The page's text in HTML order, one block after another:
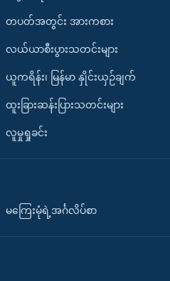
တပတ်အတွင်း အားကစား
လယ်ယာစီးပွားသတင်းများ
ယူကရိန်း၊ မြန်မာ နှိုင်းယှဉ်ချက်
ထူးခြားဆန်းပြားသတင်းများ
လူမှုရှုခင်း
မကြေးမုံရဲ့အင်္ဂလိပ်စာ